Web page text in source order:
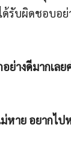
ด้รับผิดชอบอย่
างดีมากเลย
ม่หาย อยากไ